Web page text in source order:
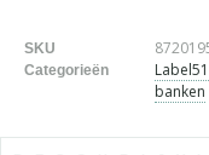
SKU
Categorieën
banken